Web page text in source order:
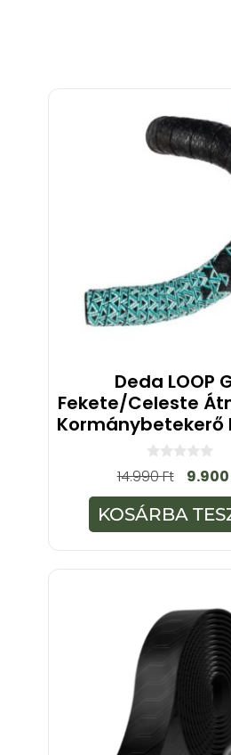
Deda LOOP
Fekete/celeste
Kormánybetekerő
0
a
z
5
-
b
14.990Ft 9.900
KOSÁRBA